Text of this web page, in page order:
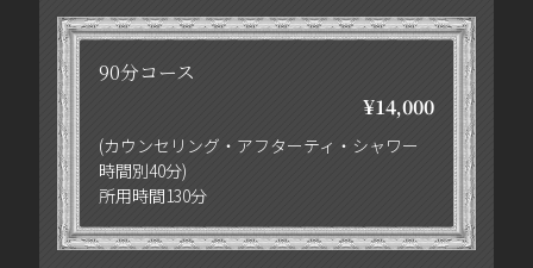
90分コース
¥14,000
(カウンセリング・アフターティ・シャワー
時間別40分)
所用時間130分